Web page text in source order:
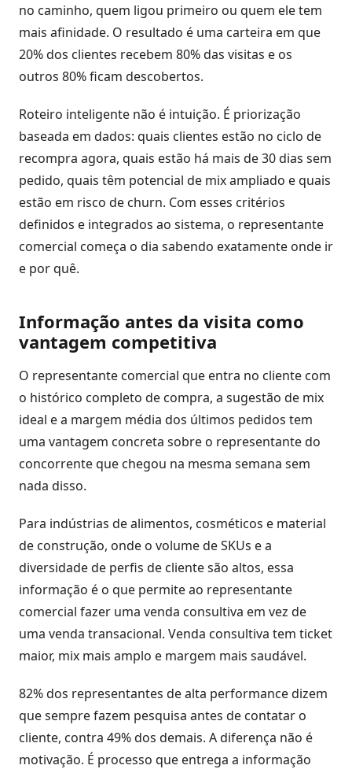
no caminho, quem ligou primeiro ou quem ele tem
mais afinidade. O resultado é uma carteira em que
20% dos clientes recebem 80% das visitas e os
outros 80% ficam descobertos.
Roteiro inteligente não é intuição. É priorização
baseada em dados: quais clientes estão no ciclo de
recompra agora, quais estão há mais de 30 dias sem
pedido, quais têm potencial de mix ampliado e quais
estão em risco de churn. Com esses critérios
definidos e integrados ao sistema, o representante
comercial começa o dia sabendo exatamente onde ir
e por quê.
Informação antes da visita como
vantagem competitiva
O representante comercial que entra no cliente com
o histórico completo de compra, a sugestão de mix
ideal e a margem média dos últimos pedidos tem
uma vantagem concreta sobre o representante do
concorrente que chegou na mesma semana sem
nada disso.
Para indústrias de alimentos, cosméticos e material
de construção, onde o volume de SKUs e a
diversidade de perfis de cliente são altos, essa
informação é o que permite ao representante
comercial fazer uma venda consultiva em vez de
uma venda transacional. Venda consultiva tem ticket
maior, mix mais amplo e margem mais saudável.
82% dos representantes de alta performance dizem
que sempre fazem pesquisa antes de contatar o
cliente, contra 49% dos demais. A diferença não é
motivação. É processo que entrega a informação